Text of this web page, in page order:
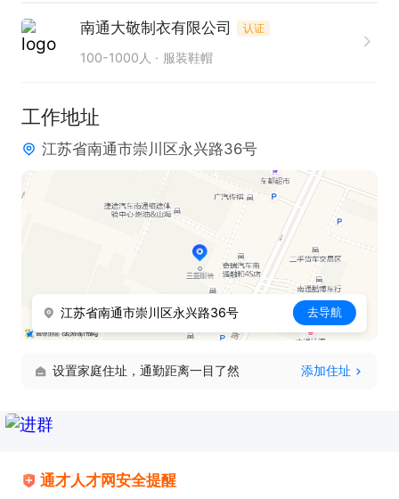
南通大敬制衣有限公司 认证
100-1000人 服装鞋帽
工作地址
江苏省南通市崇川区永兴路36号
江苏省南通市崇川区永兴路36号 去导航
设置家庭住址，通勤距离一目了然 添加住址
通才人才网安全提醒